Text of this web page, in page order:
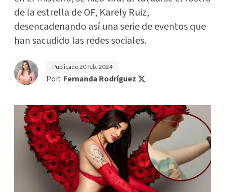
de la estrella de OF, Karely Ruiz,
desencadenando así una serie de eventos que
han sacudido las redes sociales.
Publicado20 feb. 2024
Por: Fernanda Rodríguez